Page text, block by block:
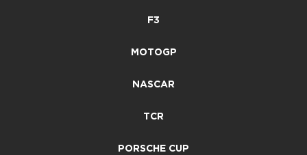
F3
MOTOGP
NASCAR
TCR
PORSCHE CUP